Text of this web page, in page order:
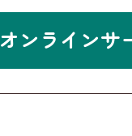
オンラインサ